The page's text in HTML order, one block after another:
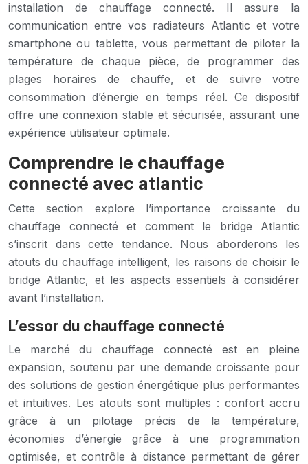
installation de chauffage connecté. Il assure la
communication entre vos radiateurs Atlantic et votre
smartphone ou tablette, vous permettant de piloter la
température de chaque pièce, de programmer des
plages horaires de chauffe, et de suivre votre
consommation d’énergie en temps réel. Ce dispositif
offre une connexion stable et sécurisée, assurant une
expérience utilisateur optimale.
Comprendre le chauffage
connecté avec atlantic
Cette section explore l’importance croissante du
chauffage connecté et comment le bridge Atlantic
s’inscrit dans cette tendance. Nous aborderons les
atouts du chauffage intelligent, les raisons de choisir le
bridge Atlantic, et les aspects essentiels à considérer
avant l’installation.
L’essor du chauffage connecté
Le marché du chauffage connecté est en pleine
expansion, soutenu par une demande croissante pour
des solutions de gestion énergétique plus performantes
et intuitives. Les atouts sont multiples : confort accru
grâce à un pilotage précis de la température,
économies d’énergie grâce à une programmation
optimisée, et contrôle à distance permettant de gérer